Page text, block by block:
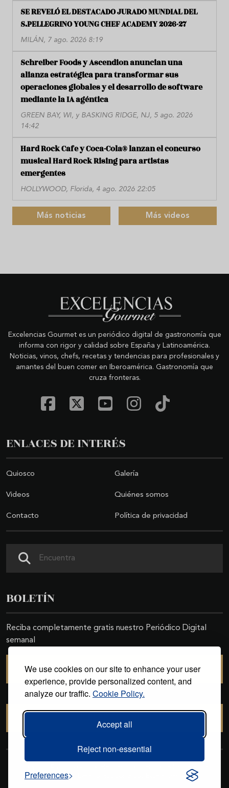
We use cookies on our site to enhance your user
experience, provide personalized content, and
analyze our traffic. Cookie Policy.
Accept all
Reject non-essential
Preferences
SE REVELÓ EL DESTACADO JURADO MUNDIAL DEL
S.PELLEGRINO YOUNG CHEF ACADEMY 2026-27
MILÁN, 7 ago. 2026 8:19
Schreiber Foods y Ascendion anuncian una
alianza estratégica para transformar sus
operaciones globales y el desarrollo de software
mediante la IA agéntica
GREEN BAY, WI, y BASKING RIDGE, NJ, 5 ago. 2026
14:42
Hard Rock Cafe y Coca-Cola® lanzan el concurso
musical Hard Rock Rising para artistas
emergentes
HOLLYWOOD, Florida, 4 ago. 2026 22:05
Más noticias Más videos
Excelencias Gourmet es un periódico digital de gastronomía que
informa con rigor y calidad sobre España y Latinoamérica.
Noticias, vinos, chefs, recetas y tendencias para profesionales y
amantes del buen comer en Iberoamérica. Gastronomía que
cruza fronteras.
ENLACES DE INTERÉS
Quiosco Galería
Videos Quiénes somos
Contacto Política de privacidad
BOLETÍN
Reciba completamente gratis nuestro Periódico Digital
semanal
SUSCRIBIRSE
reservados. Desarrollado por
.